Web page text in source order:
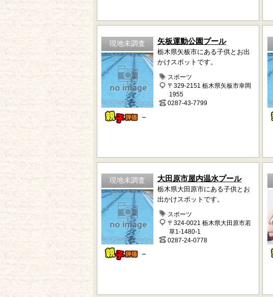
現地未調査
－
矢板運動公園プール
栃木県矢板市にある子供とお出
かけスポットです。
スポーツ
〒329-2151 栃木県矢板市幸岡
1955
0287-43-7799
現地未調査
－
大田原市屋内温水プール
栃木県大田原市にある子供とお
出かけスポットです。
スポーツ
〒324-0021 栃木県大田原市若
草1-1480-1
0287-24-0778